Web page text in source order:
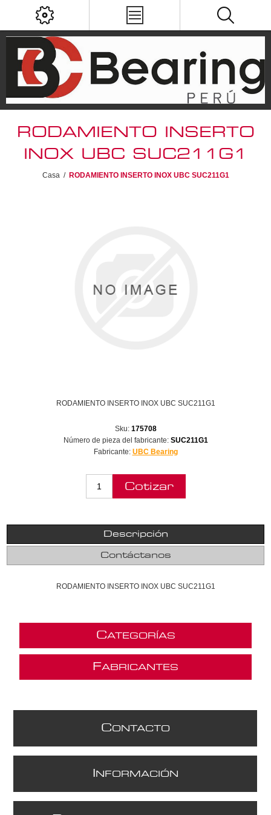
RODAMIENTO INSERTO
INOX UBC SUC211G1
Casa / RODAMIENTO INSERTO INOX UBC SUC211G1
RODAMIENTO INSERTO INOX UBC SUC211G1
Sku: 175708
Número de pieza del fabricante: SUC211G1
Fabricante: UBC Bearing
Descripción
Contáctanos
RODAMIENTO INSERTO INOX UBC SUC211G1
CATEGORÍAS
FABRICANTES
CONTACTO
NFORMACIÓN